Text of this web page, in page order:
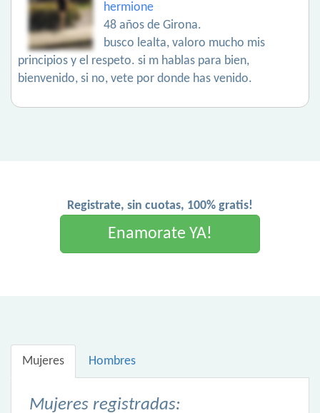
hermione
48 años de Girona.
busco lealta, valoro mucho mis
principios y el respeto. si m hablas para bien,
bienvenido, si no, vete por donde has venido.
Registrate, sin cuotas, 100% gratis!
Enamorate YA!
Mujeres Hombres
Mujeres registradas: